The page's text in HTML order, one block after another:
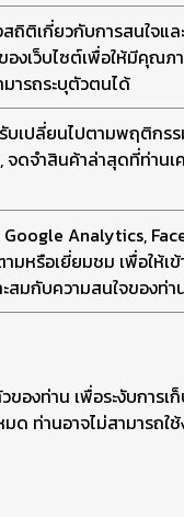
ถิติเกี่ยวกับการสนใจแ
งเว็บไซต์เพื่อให้มีคุณ
ารถระบุตัวตนได้
บเปลี่ยนไปตามพฤติกร
จดจำสินค้าล่าสุดที่ท่าน
Google Analytics,
มหรือเยี่ยมชม เพื่อให้เ
สมกับความสนใจของท่า
องท่าน เพื่อระงับการ
ด ท่านอาจไม่สามารถใ